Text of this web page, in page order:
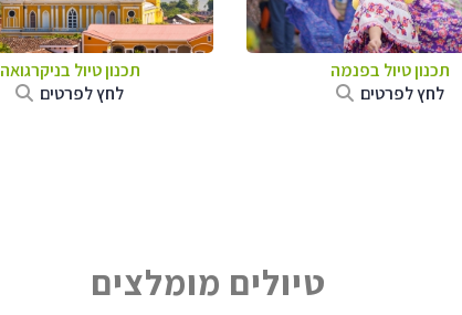
תכנון טיול בפנמה
לחץ לפרטים
תכנון טיול בניקרגואה
לחץ לפרטים
טיולים מומלצים